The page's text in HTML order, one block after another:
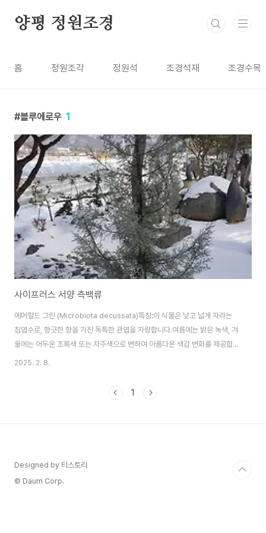
양평 정원조경
홈 정원조각 정원석 조경석재 조경수목
블루에로우 1
사이프러스 서양 측백류
에머럴드 그린 (Microbiota decussata)특징:이 식물은 낮고 넓게 자라는
침엽수로, 향긋한 향을 가진 독특한 관엽을 자랑합니다.여름에는 밝은 녹색, 겨
울에는 어두운 초록색 또는 자주색으로 변하여 아름다운 색감 변화를 제공합니
다.크기:보통 0.3~0.5미터 정도 자라며, 길게 퍼지는 성향을 보입니다. 이로
양에서 잘 자라지만 적당한 수분을 유지하는 것이 중요합니다.한 번 자리를 잡
2025. 2. 8.
1
Designed by 티스토리
© Daum Corp.